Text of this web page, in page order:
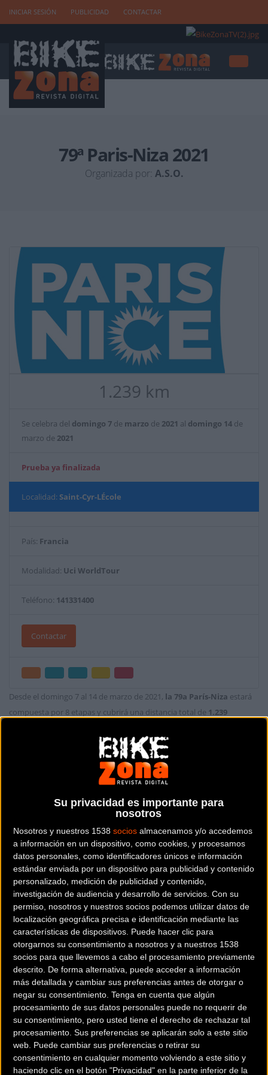
Su privacidad es importante para
nosotros
Nosotros y nuestros 1538 socios almacenamos y/o accedemos
a información en un dispositivo, como cookies, y procesamos
datos personales, como identificadores únicos e información
estándar enviada por un dispositivo para publicidad y contenido
personalizado, medición de publicidad y contenido,
investigación de audiencia y desarrollo de servicios. Con su
permiso, nosotros y nuestros socios podemos utilizar datos de
localización geográfica precisa e identificación mediante las
características de dispositivos. Puede hacer clic para
otorgarnos su consentimiento a nosotros y a nuestros 1538
socios para que llevemos a cabo el procesamiento previamente
descrito. De forma alternativa, puede acceder a información
más detallada y cambiar sus preferencias antes de otorgar o
negar su consentimiento. Tenga en cuenta que algún
procesamiento de sus datos personales puede no requerir de
su consentimiento, pero usted tiene el derecho de rechazar tal
procesamiento. Sus preferencias se aplicarán solo a este sitio
web. Puede cambiar sus preferencias o retirar su
consentimiento en cualquier momento volviendo a este sitio y
haciendo clic en el botón "Privacidad" en la parte inferior de la
INICIAR SESIÓN PUBLICIDAD CONTACTAR
79ª Paris-Niza 2021
Organizada por: A.S.O.
Desde el domingo 7 al 14 de marzo de 2021, la 79a París-Niza estará
compuesta por 8 etapas y cubrirá una distancia total de 1.239
Etapas París-Niza 2021:
Domingo 7 de marzo, etapa 1:Saint-Cyr-L'École> Saint-Cyr-L'École,
166 km
Lunes 8 de marzo, etapa 2:Oinville-sur-Montcient> Amilly, 188 km
Martes 9 de marzo, etapa 3:Gien> Gien, 14,4 km (contrarreloj
individual)
Miércoles 10 de marzo, etapa 4: Chalon-sur-Saône> Chiroubles, 188
km
Jueves 11 de marzo, etapa 5:Vienne> Bollène, 203 km
Viernes 12 de marzo, etapa 6:Brignoles> Biot, 202,5 ​​km
Sábado 13 de marzo, etapa 7:Niza> Valdeblore La Colmiane, 166,5
km
Domingo 14 de marzo, etapa 8: Niza> Niza, 110,5 km
1.239 km
Se celebra del domingo 7 de marzo de 2021 al domingo 14 de
marzo de 2021
Prueba ya finalizada
Localidad: Saint-Cyr-LÉcole
País: Francia
Modalidad: Uci WorldTour
Teléfono: 141331400
Contactar